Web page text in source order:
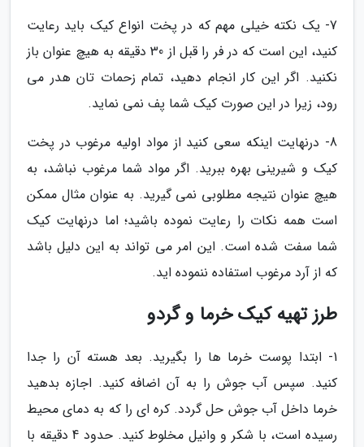
7- یک نکته خیلی مهم که در پخت انواع کیک باید رعایت
کنید، این است که در فر را قبل از 30 دقیقه به هیچ عنوان باز
نکنید. اگر این کار انجام دهید، تمام زحمات تان هدر می
رود، زیرا در این صورت کیک شما پف نمی نماید.
8- درنهایت اینکه سعی کنید از مواد اولیه مرغوب در پخت
کیک و شیرینی بهره ببرید. اگر مواد شما مرغوب نباشد، به
هیچ عنوان نتیجه مطلوبی نمی گیرید. به عنوان مثال ممکن
است همه نکات را رعایت نموده باشید؛ اما درنهایت کیک
شما سفت شده است. این امر می تواند به این دلیل باشد
که از آرد مرغوب استفاده ننموده اید.
طرز تهیه کیک خرما و گردو
1- ابتدا پوست خرما ها را بگیرید. بعد هسته آن را جدا
کنید. سپس آب جوش را به آن اضافه کنید. اجازه بدهید
خرما داخل آب جوش حل گردد. کره ای را که به دمای محیط
رسیده است، با شکر و وانیل مخلوط کنید. حدود 4 دقیقه با